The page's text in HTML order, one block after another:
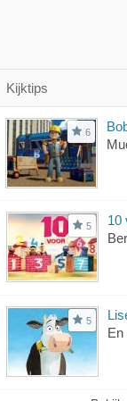
Kijktips
6
5
10
5
En